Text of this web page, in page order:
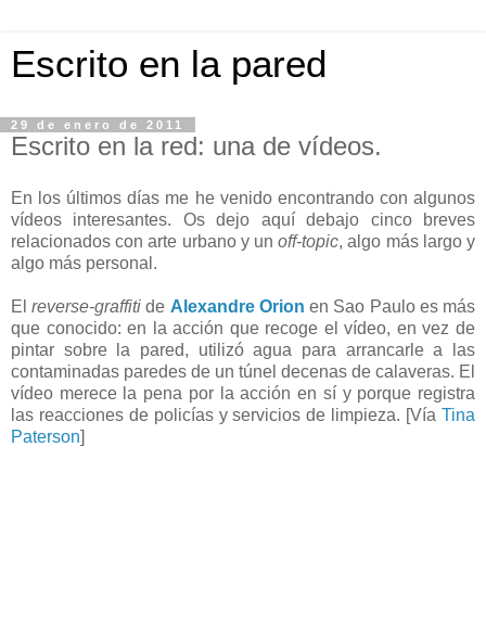
Escrito en la pared
29 de enero de 2011
Escrito en la red: una de vídeos.
En los últimos días me he venido encontrando con algunos
vídeos interesantes. Os dejo aquí debajo cinco breves
relacionados con arte urbano y unoff-topic, algo más largo y
algo más personal.
Elreverse-graffiti de Alexandre Orion en Sao Paulo es más
que conocido: en la acción que recoge el vídeo, en vez de
pintar sobre la pared, utilizó agua para arrancarle a las
contaminadas paredes de un túnel decenas de calaveras. El
vídeo merece la pena por la acción en sí y porque registra
las reacciones de policías y servicios de limpieza. [Vía Tina
Paterson]